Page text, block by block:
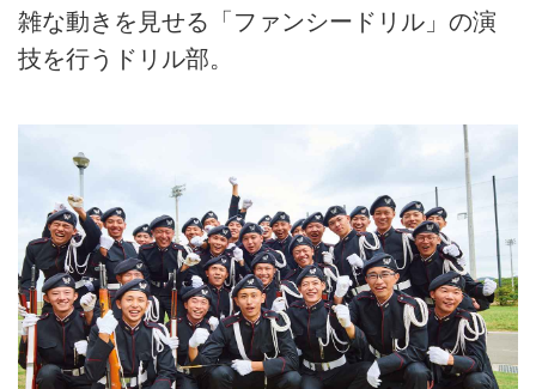
雑な動きを見せる「ファンシードリル」の演
技を行うドリル部。